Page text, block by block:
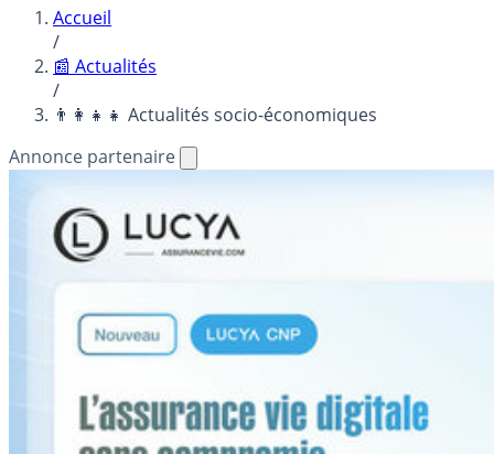
Accueil
/
📰 Actualités
/
👨‍👩‍👧‍👧 Actualités socio-économiques
Annonce partenaire